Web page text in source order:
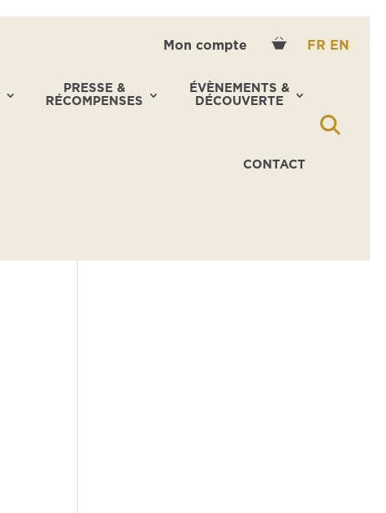
Mon compte FR EN
PRESSE &
RÉCOMPENSES
ÉVÈNEMENTS &
DÉCOUVERTE
CONTACT